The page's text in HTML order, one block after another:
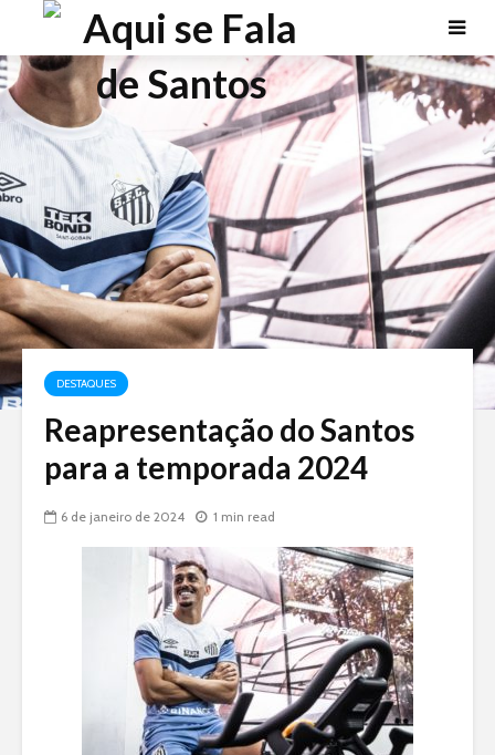
DESTAQUES
Reapresentação do Santos
para a temporada 2024
6 de janeiro de 2024 1 min read